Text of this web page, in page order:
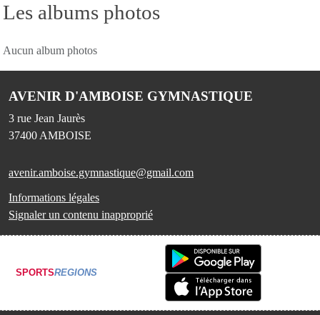
Les albums photos
Aucun album photos
AVENIR D'AMBOISE GYMNASTIQUE
3 rue Jean Jaurès
37400 AMBOISE
avenir.amboise.gymnastique@gmail.com
Informations légales
Signaler un contenu inapproprié
SPORTSREGIONS